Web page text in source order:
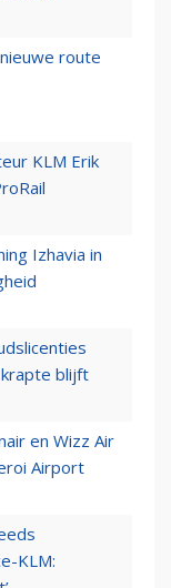
route
KLM Erik
Izhavia in
blijft
en Wizz Air
Airport
KLM: